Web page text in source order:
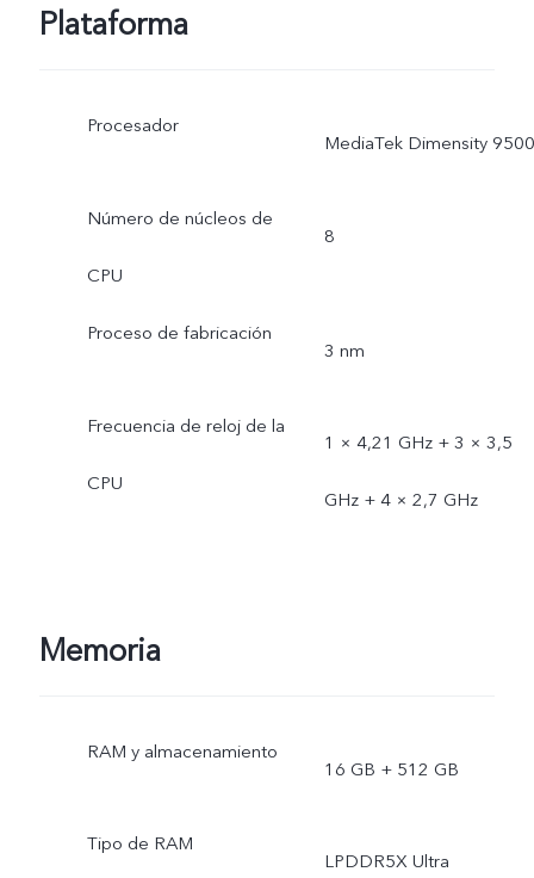
Plataforma
Procesador
MediaTek Dimensity 9500
Número de núcleos de
CPU
8
Proceso de fabricación
3 nm
Frecuencia de reloj de la
CPU
1 × 4,21 GHz + 3 × 3,5
GHz + 4 × 2,7 GHz
Memoria
RAM y almacenamiento
16 GB + 512 GB
Tipo de RAM
LPDDR5X Ultra